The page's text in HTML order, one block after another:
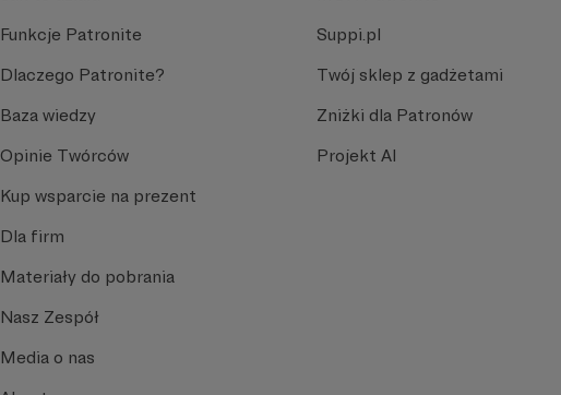
Funkcje Patronite
Dlaczego Patronite?
Baza wiedzy
Opinie Twórców
Kup wsparcie na prezent
Dla firm
Materiały do pobrania
Nasz Zespół
Media o nas
Suppi.pl
Twój sklep z gadżetami
Zniżki dla Patronów
Projekt AI